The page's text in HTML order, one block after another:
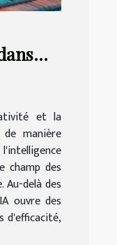
et la
manière
champ des
Au-delà des
ouvre des
d'efficacité,